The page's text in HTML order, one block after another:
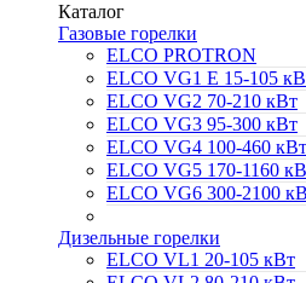
Каталог
Газовые горелки
ELCO PROTRON
ELCO VG1 E 15-105
ELCO VG2 70-210 кВт
ELCO VG3 95-300 кВт
ELCO VG4 100-460 кВт
ELCO VG5 170-1160
ELCO VG6 300-2100
Дизельные горелки
ELCO VL1 20-105 кВт